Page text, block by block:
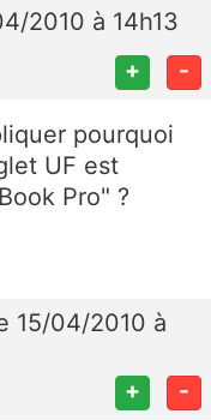
2010 à 14h13
+ -
pourquoi
UF est
Pro" ?
15/04/2010 à
+ -